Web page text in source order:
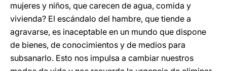
mujeres y niños, que carecen de agua, comida y
vivienda? El escándalo del hambre, que tiende a
agravarse, es inaceptable en un mundo que dispone
de bienes, de conocimientos y de medios para
subsanarlo. Esto nos impulsa a cambiar nuestros